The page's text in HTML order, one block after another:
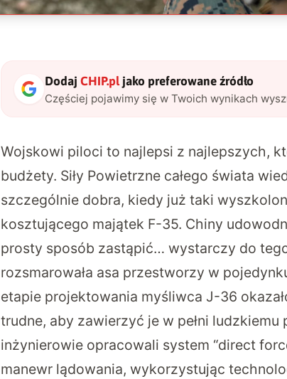
Dodaj CHIP.pljako preferowane źródło
Częściej pojawimy się w Twoich wynikach
Wojskowi piloci to najlepsi z najlepszych,
budżety. Siły Powietrzne całego świata
szczególnie dobra, kiedy już taki
kosztującego majątek F-35. Chiny
prosty sposób zastąpić… wystarczy do
rozsmarowała asa przestworzy w
etapie projektowania myśliwca J-36
trudne, aby zawierzyć je w pełni
inżynierowie opracowali system “direct
manewr lądowania, wykorzystując